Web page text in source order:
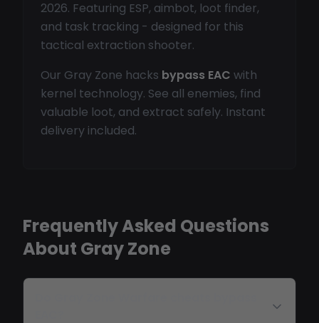
2026. Featuring ESP, aimbot, loot finder,
and task tracking - designed for this
tactical extraction shooter.
Our Gray Zone hacks bypass EAC with
kernel technology. See all enemies, find
valuable loot, and extract safely. Instant
delivery included.
Frequently Asked Questions
About Gray Zone